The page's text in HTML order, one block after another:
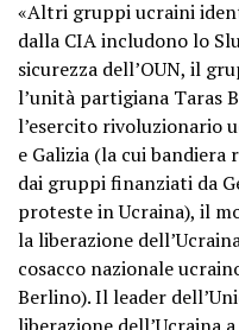
«Altri gruppi ucraini
dalla CIA includono lo
sicurezza dell’OUN, il
l’unità partigiana Taras
l’esercito rivoluzionario
e Galizia (la cui
dai gruppi finanziati da
proteste in Ucraina), il
la liberazione
cosacco nazionale
Berlino). Il leader